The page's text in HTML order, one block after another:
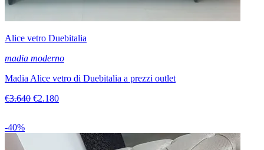
Alice vetro Duebitalia
madia moderno
Madia Alice vetro di Duebitalia a prezzi outlet
€3.640 €2.180
-40%